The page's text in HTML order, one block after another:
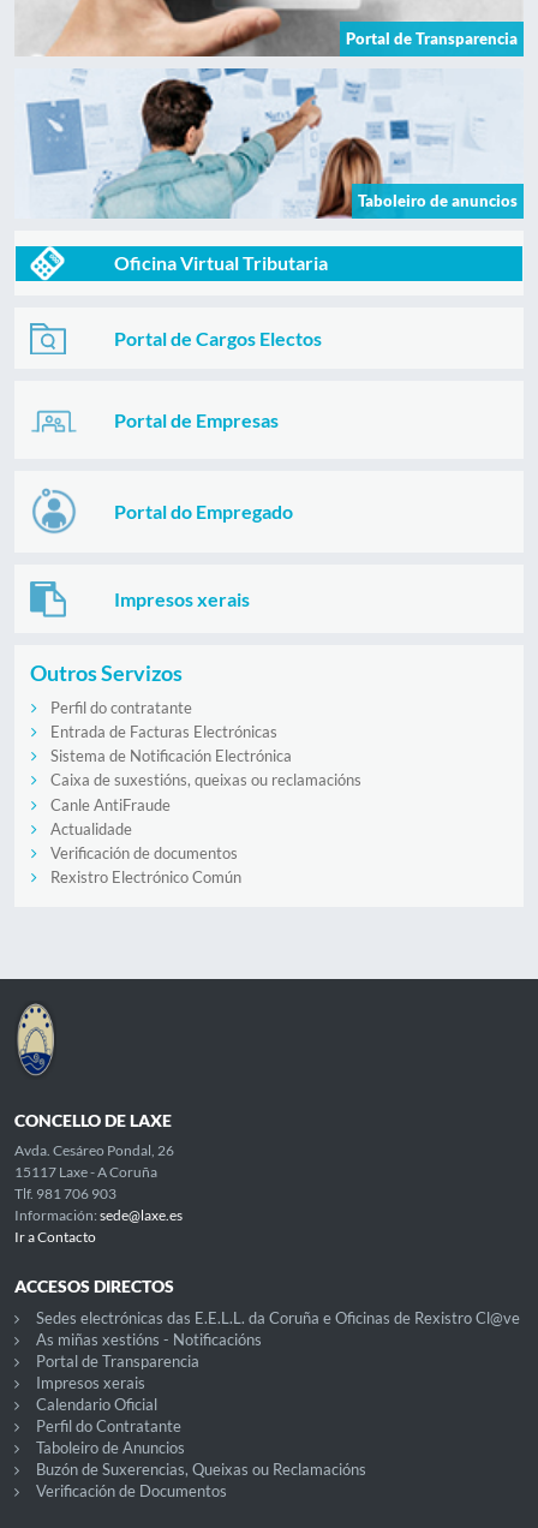
Portal de Transparencia
Taboleiro de anuncios
Oficina Virtual Tributaria
Portal de Cargos Electos
Portal de Empresas
Portal do Empregado
Impresos xerais
Outros Servizos
Perfil do contratante
Entrada de Facturas Electrónicas
Sistema de Notificación Electrónica
Caixa de suxestións, queixas ou reclamacións
Canle AntiFraude
Actualidade
Verificación de documentos
Rexistro Electrónico Común
CONCELLO DE LAXE
Avda. Cesáreo Pondal, 26
15117 Laxe - A Coruña
Tlf. 981 706 903
Información: sede@laxe.es
Ir a Contacto
ACCESOS DIRECTOS
Sedes electrónicas das E.E.L.L. da Coruña e Oficinas de Rexistro Cl@ve
As miñas xestións - Notificacións
Portal de Transparencia
Impresos xerais
Calendario Oficial
Perfil do Contratante
Taboleiro de Anuncios
Buzón de Suxerencias, Queixas ou Reclamacións
Verificación de Documentos